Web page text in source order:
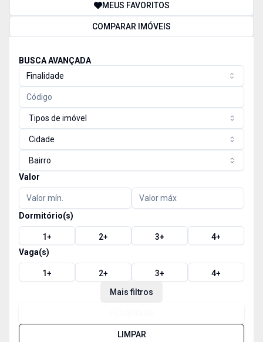
MEUS FAVORITOS
COMPARAR IMÓVEIS
BUSCA AVANÇADA
Finalidade
Tipos de imóvel
Cidade
Bairro
Valor
Dormitório(s)
1+ 2+ 3+ 4+
Vaga(s)
1+ 2+ 3+ 4+
Mais filtros
LIMPAR